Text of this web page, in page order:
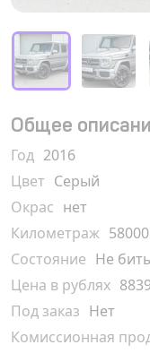
Общее
Год 2016
Цвет Серый
Окрас нет
Километраж 58000
Состояние Не
Цена в рублях
Под заказ Нет
Комиссионная